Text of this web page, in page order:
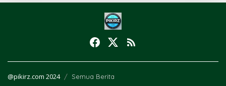
@pikirz.com 2024 Semua Berita